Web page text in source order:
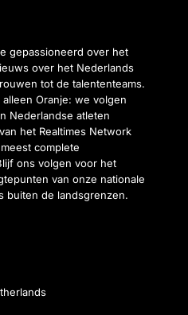
gepassioneerd over het
over het Nederlands
tot de talententeams.
Oranje: we volgen
Nederlandse atleten
het Realtimes Network
complete
ons volgen voor het
van onze nationale
buiten de landsgrenzen.